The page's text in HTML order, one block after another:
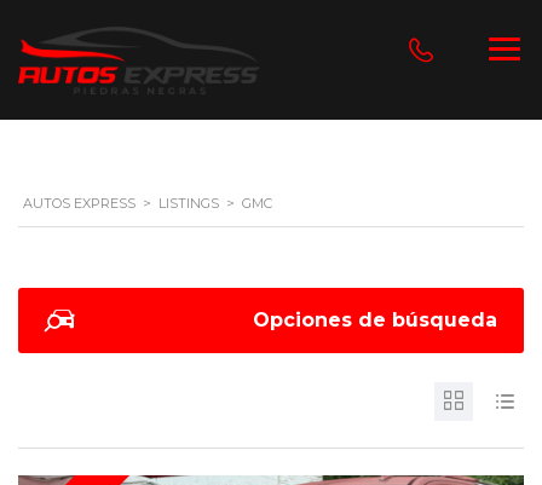
AUTOS EXPRESS > LISTINGS > GMC
Opciones de búsqueda